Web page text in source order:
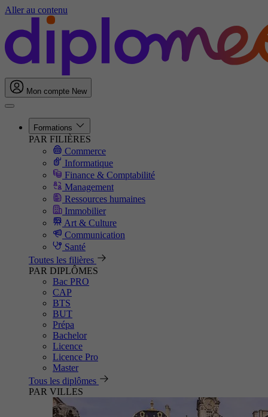
Aller au contenu
Mon compte New
Formations
PAR FILIÈRES
Commerce
Informatique
Finance & Comptabilité
Management
Ressources humaines
Immobilier
Art & Culture
Communication
Santé
Toutes les filières
PAR DIPLÔMES
Bac PRO
CAP
BTS
BUT
Prépa
Bachelor
Licence
Licence Pro
Master
Tous les diplômes
PAR VILLES